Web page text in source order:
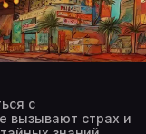
с
вызывают страх и